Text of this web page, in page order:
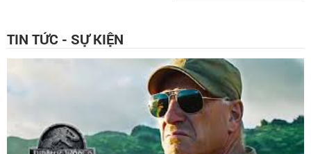
TIN TỨC - SỰ KIỆN